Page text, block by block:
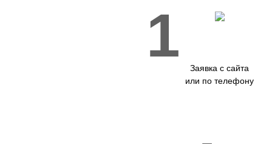
1
Заявка с сайта
или по телефону